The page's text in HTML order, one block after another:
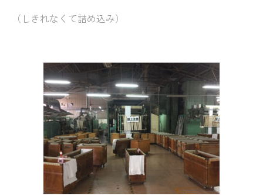
（しきれなくて詰め込み）